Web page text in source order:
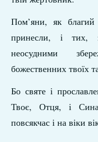
Пом’яни, як
принесли, і тих,
неосудними
божественних твоїх
Бо святе і
Твоє, Отця, і
повсякчас і на віки